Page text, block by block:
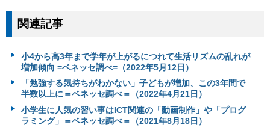
関連記事
小4から高3年まで学年が上がるにつれて生活リズムの乱れが
増加傾向 =ベネッセ調べ=（2022年5月12日）
「勉強する気持ちがわかない」子どもが増加、この3年間で
半数以上に＝ベネッセ調べ＝（2022年4月21日）
小学生に人気の習い事はICT関連の「動画制作」や「プログ
ラミング」＝ベネッセ調べ＝（2021年8月18日）